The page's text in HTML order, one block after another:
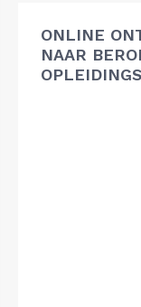
ONLINE
NAAR